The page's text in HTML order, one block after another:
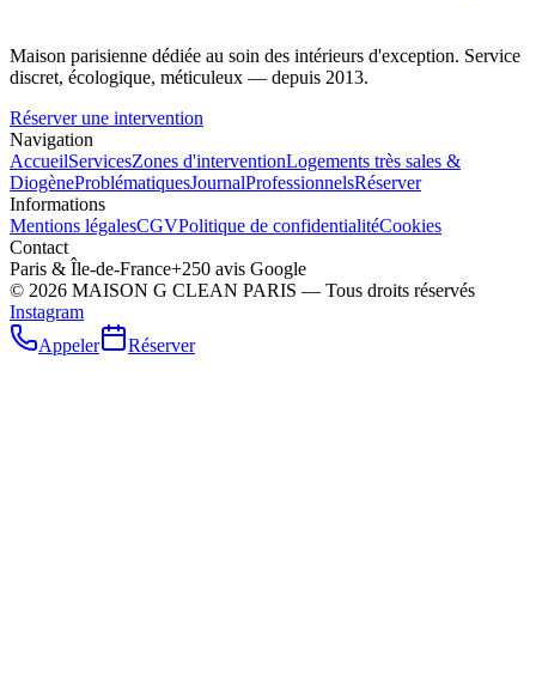
Maison parisienne dédiée au soin des intérieurs d'exception. Service
discret, écologique, méticuleux — depuis 2013.
Réserver une intervention
Navigation
AccueilServicesZones d'interventionLogements très sales &
DiogèneProblématiquesJournalProfessionnelsRéserver
Informations
Mentions légalesCGVPolitique de confidentialitéCookies
Contact
Paris & Île-de-France+250 avis Google
© 2026 MAISON G CLEAN PARIS — Tous droits réservés
Instagram
Appeler
Réserver